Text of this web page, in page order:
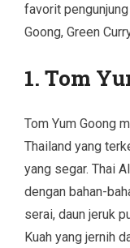
favorit
Goong, Green
1. Tom
Tom Yum Goong
Thailand yang
yang segar. Thai
dengan bahan-
serai, daun jeruk
Kuah yang jernih